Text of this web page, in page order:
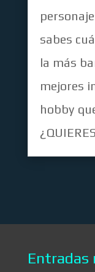
sabes
la más
mejores
hobby
Entradas